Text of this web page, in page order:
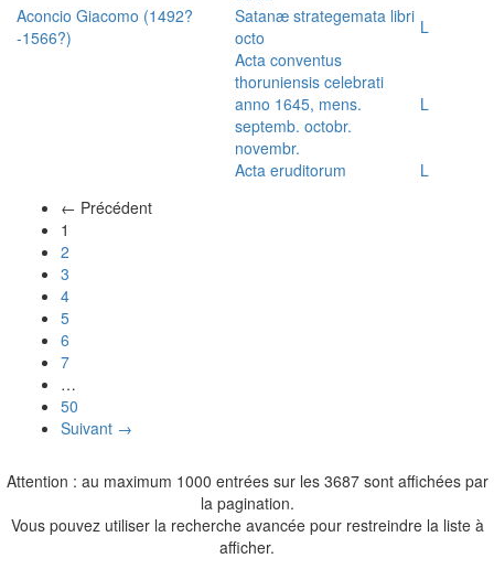
Aconcio Giacomo (1492?
-1566?)
Satanæ strategemata libri
octo
L
Acta conventus
thoruniensis celebrati
anno 1645, mens.
septemb. octobr.
novembr.
L
Acta eruditorum
L
← Précédent
1
2
3
4
5
6
7
…
50
Suivant →
Attention : au maximum 1000 entrées sur les 3687 sont affichées par
la pagination.
Vous pouvez utiliser la recherche avancée pour restreindre la liste à
afficher.